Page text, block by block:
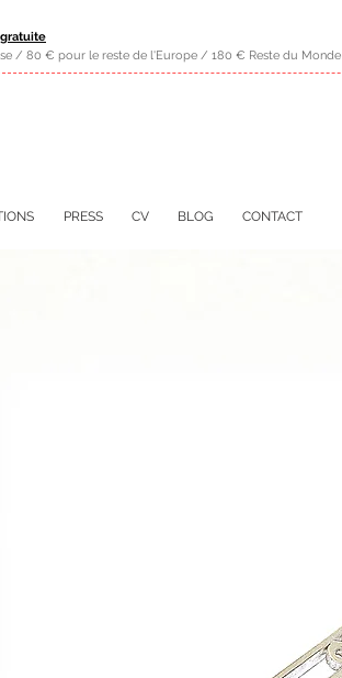
/ 80 € pour le reste de l'Europe / 180 € Reste du Monde
PRESS CV BLOG CONTACT